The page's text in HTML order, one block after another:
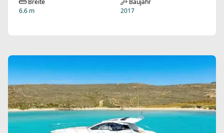
Breite
6.6 m
Baujahr
2017